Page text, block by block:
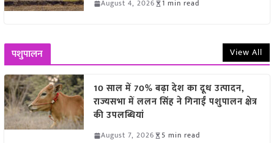
August 4, 2026 1 min read
पशुपालन View All
10 साल में 70% बढ़ा देश का दूध उत्पादन,
राज्यसभा में ललन सिंह ने गिनाईं पशुपालन क्षेत्र
की उपलब्धियां
August 7, 2026 5 min read